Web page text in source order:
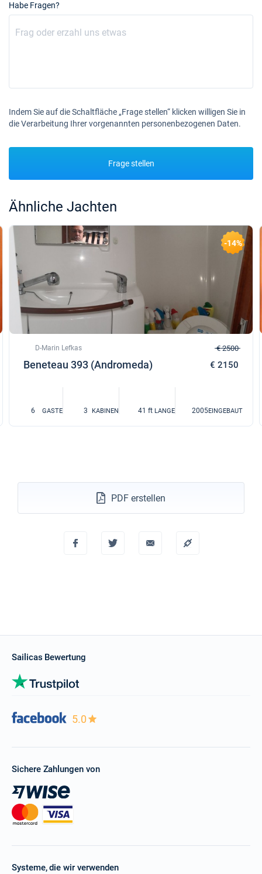
Habe Fragen?
Indem Sie auf die Schaltfläche „Frage stellen“ klicken willigen Sie in
die Verarbeitung Ihrer vorgenannten personenbezogenen Daten.
Frage stellen
Ähnliche Jachten
-14%
D-Marin Lefkas
Beneteau 393 (Andromeda)
€ 2500
€ 2150
6 GASTE 3 KABINEN 41 ft LANGE 2005EINGEBAUT
PDF erstellen
Sailicas Bewertung
5.0
Sichere Zahlungen von
Systeme, die wir verwenden